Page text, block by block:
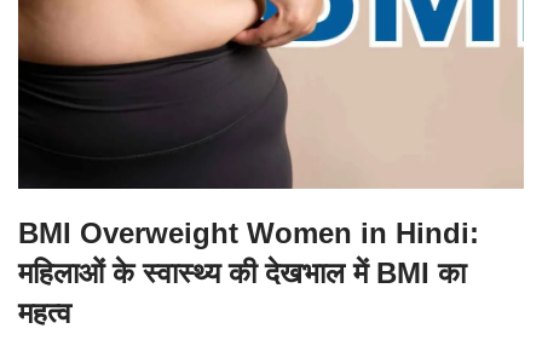
BMI Overweight Women in Hindi:
महिलाओं के स्वास्थ्य की देखभाल में BMI का
महत्व